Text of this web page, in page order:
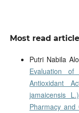
Most read
Putri Nabila
Evaluation
Antioxidant
jamaicensis
Pharmacy